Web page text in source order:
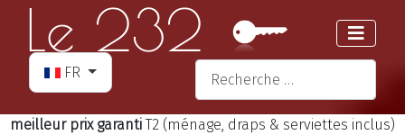
Sélectionnez votre langue
FR Valider
meilleur prix garantiT2 (ménage, draps & serviettes inclus)